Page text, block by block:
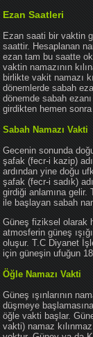
Ezan Saatleri
Ezan saati bir vaktin
saattir. Hesaplanan
ezan tam bu saatte
vaktin namazının
birlikte vakit namazı
dönemlerde sabah
dönemde sabah
girdikten hemen sonra
Sabah Namazı Vakti
Gecenin sonunda
şafak (fecr-i kazip)
ardından yine doğu
şafak (fecr-i sadık)
girdiği anlamına
ile başlayan sabah
Güneş fiziksel olarak
atmosferin güneş
oluşur. T.C Diyanet
için güneşin ufuğun
Öğle Namazı Vakti
Güneş ışınlarının
düşmeye
öğle vakti başlar.
vakti) namaz